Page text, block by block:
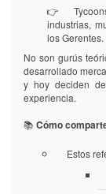
👉
industrias,
los Gerentes.
No son gurús
desarrollado
y hoy deciden
experiencia.
📚 Cómo
Estos